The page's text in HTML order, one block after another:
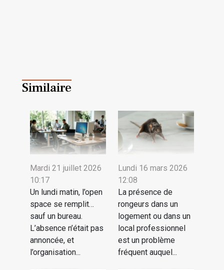
Similaire
Mardi 21 juillet 2026
10:17
Un lundi matin, l’open
space se remplit…
sauf un bureau.
L’absence n’était pas
annoncée, et
l’organisation...
Lundi 16 mars 2026
12:08
La présence de
rongeurs dans un
logement ou dans un
local professionnel
est un problème
fréquent auquel...